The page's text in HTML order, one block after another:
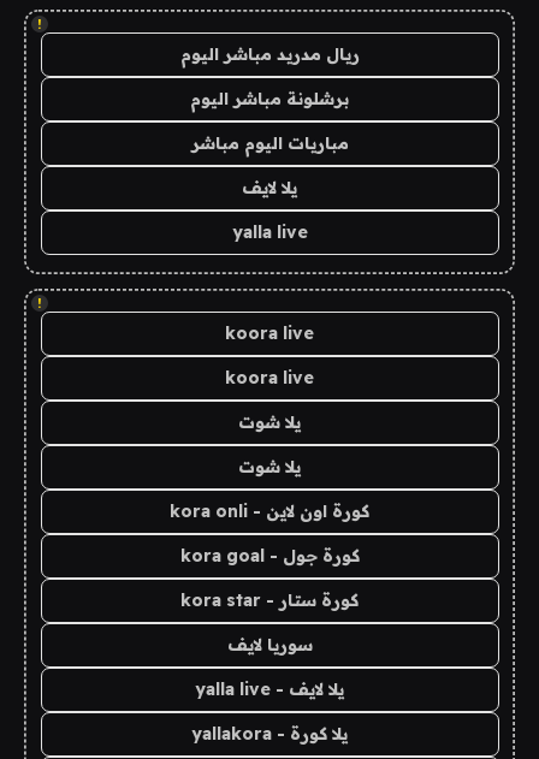
!
ريال مدريد مباشر اليوم
برشلونة مباشر اليوم
مباريات اليوم مباشر
يلا لايف
yalla live
!
koora live
koora live
يلا شوت
يلا شوت
كورة اون لاين - kora onli
كورة جول - kora goal
كورة ستار - kora star
سوريا لايف
يلا لايف - yalla live
يلا كورة - yallakora